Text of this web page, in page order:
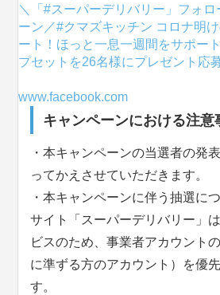
＼「#スーパーデリバリー」フォ
ーン／#クマズキッチン コロナ明
ート！ほっと一息一週間をサポー
プセットを26名様にプレゼント応
www.facebook.com
キャンペーンにおける注意
・本キャンペーンの当選者の発
ってかえさせていただきます。
・本キャンペーンに伴う抽選に
サイト「スーパーデリバリー」
ビスのため、事業者アカウント
に準ずる方のアカウント）を優
す。